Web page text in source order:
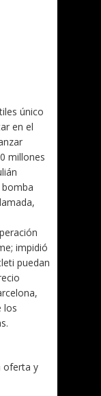
único
en el
millones
impidió
puedan
los
oferta y